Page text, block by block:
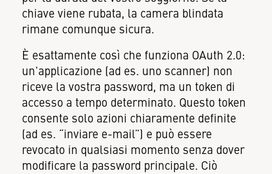
chiave viene rubata, la camera blindata
rimane comunque sicura.
È esattamente così che funziona OAuth 2.0:
un'applicazione (ad es. uno scanner) non
riceve la vostra password, ma un token di
accesso a tempo determinato. Questo token
consente solo azioni chiaramente definite
(ad es. “inviare e-mail”) e può essere
revocato in qualsiasi momento senza dover
modificare la password principale. Ciò